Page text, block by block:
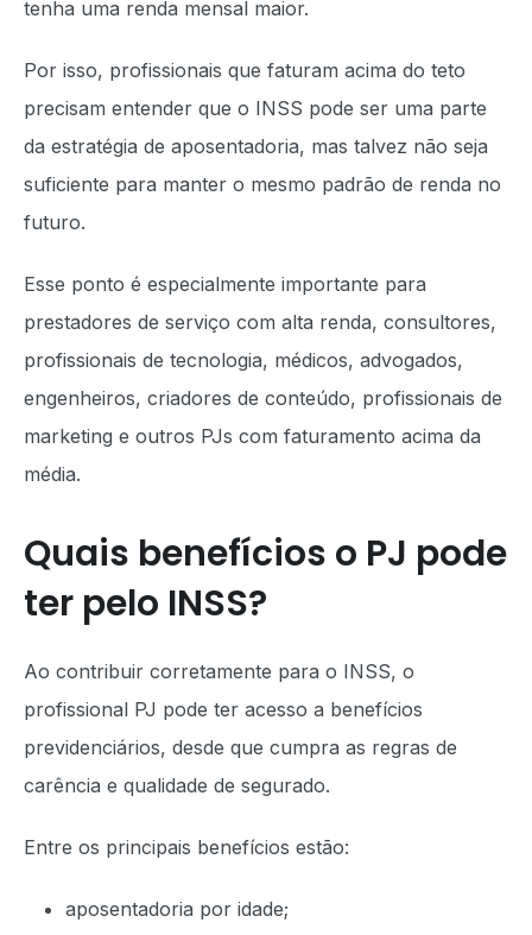
tenha uma renda mensal maior.
Por isso, profissionais que faturam acima do teto
precisam entender que o INSS pode ser uma parte
da estratégia de aposentadoria, mas talvez não seja
suficiente para manter o mesmo padrão de renda no
futuro.
Esse ponto é especialmente importante para
prestadores de serviço com alta renda, consultores,
profissionais de tecnologia, médicos, advogados,
engenheiros, criadores de conteúdo, profissionais de
marketing e outros PJs com faturamento acima da
média.
Quais benefícios o PJ pode
ter pelo INSS?
Ao contribuir corretamente para o INSS, o
profissional PJ pode ter acesso a benefícios
previdenciários, desde que cumpra as regras de
carência e qualidade de segurado.
Entre os principais benefícios estão:
aposentadoria por idade;